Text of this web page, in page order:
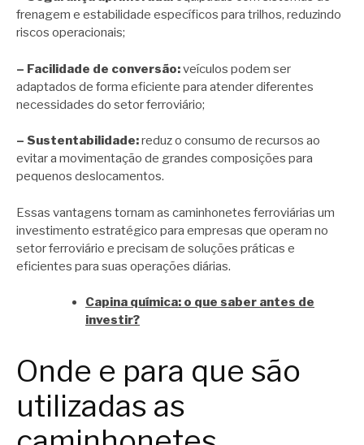
frenagem e estabilidade específicos para trilhos, reduzindo
riscos operacionais;
– Facilidade de conversão:veículos podem ser
adaptados de forma eficiente para atender diferentes
necessidades do setor ferroviário;
– Sustentabilidade:reduz o consumo de recursos ao
evitar a movimentação de grandes composições para
pequenos deslocamentos.
Essas vantagens tornam as caminhonetes ferroviárias um
investimento estratégico para empresas que operam no
setor ferroviário e precisam de soluções práticas e
eficientes para suas operações diárias.
Capina química: o que saber antes de
investir?
Onde e para que são
utilizadas as